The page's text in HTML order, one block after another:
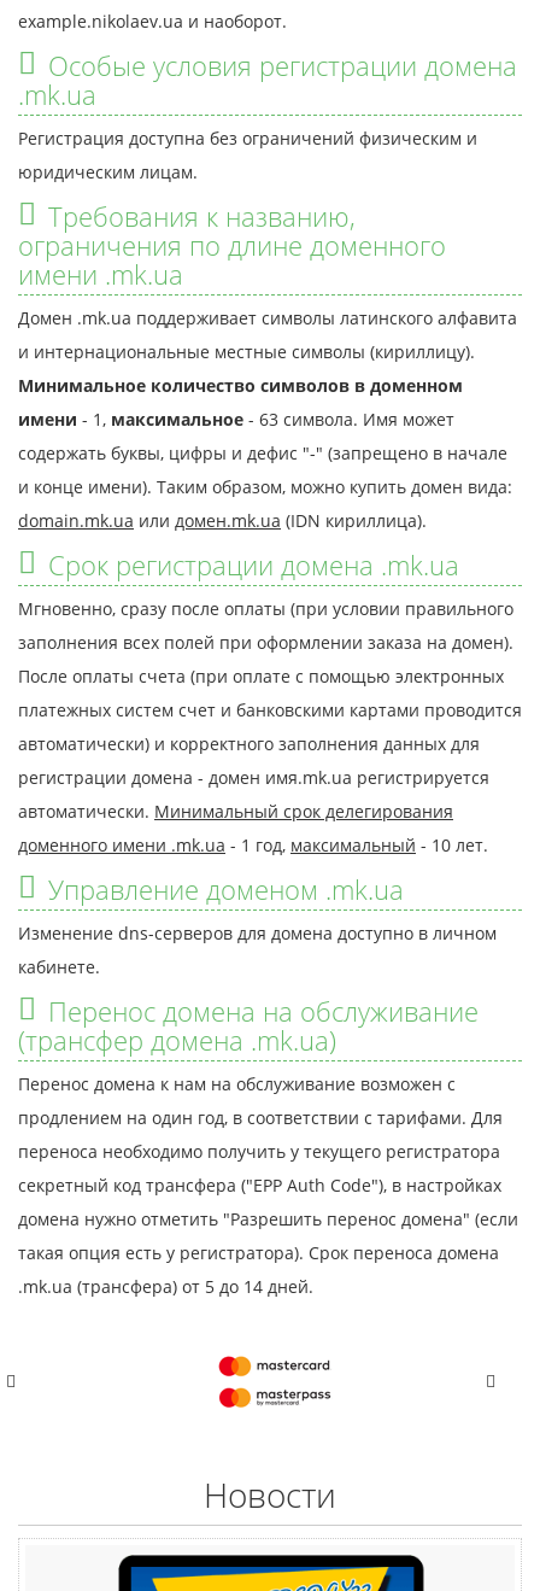
example.nikolaev.ua и наоборот.
Особые условия регистрации домена
.mk.ua
Регистрация доступна без ограничений физическим и
юридическим лицам.
Требования к названию,
ограничения по длине доменного
имени .mk.ua
Домен .mk.ua поддерживает символы латинского алфавита
и интернациональные местные символы (кириллицу).
Минимальное количество символов в доменном
имени - 1, максимальное - 63 символа. Имя может
содержать буквы, цифры и дефис "-" (запрещено в начале
и конце имени). Таким образом, можно купить домен вида:
domain.mk.ua или домен.mk.ua (IDN кириллица).
Срок регистрации домена .mk.ua
Мгновенно, сразу после оплаты (при условии правильного
заполнения всех полей при оформлении заказа на домен).
После оплаты счета (при оплате с помощью электронных
платежных систем счет и банковскими картами проводится
автоматически) и корректного заполнения данных для
регистрации домена - домен имя.mk.ua регистрируется
автоматически. Минимальный срок делегирования
доменного имени .mk.ua - 1 год, максимальный - 10 лет.
Управление доменом .mk.ua
Изменение dns-серверов для домена доступно в личном
кабинете.
Перенос домена на обслуживание
(трансфер домена .mk.ua)
Перенос домена к нам на обслуживание возможен с
продлением на один год, в соответствии с тарифами. Для
переноса необходимо получить у текущего регистратора
секретный код трансфера ("EPP Auth Code"), в настройках
домена нужно отметить "Разрешить перенос домена" (если
такая опция есть у регистратора). Срок переноса домена
.mk.ua (трансфера) от 5 до 14 дней.
Новости